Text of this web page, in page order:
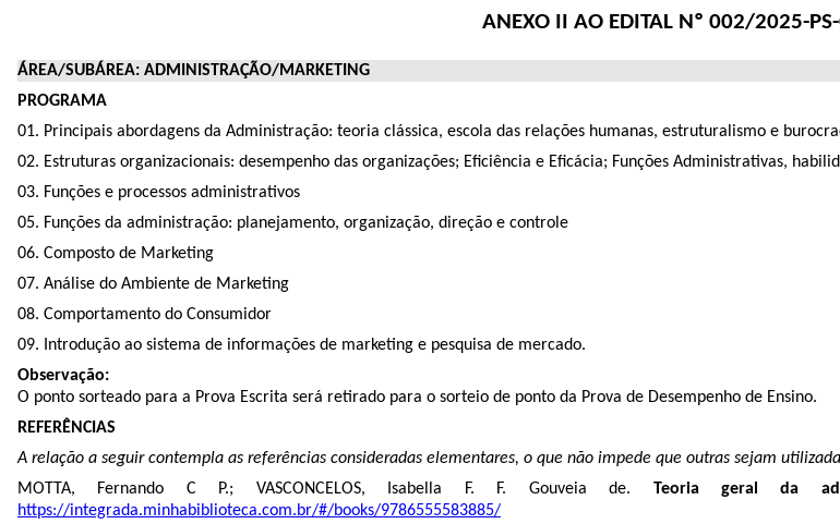
ANEXO II AO EDITAL Nº 002/2025-
ÁREA/SUBÁREA: ADMINISTRAÇÃO/MARKETING
PROGRAMA
01. Principais abordagens da Administração: teoria clássica, escola das relações humanas, estruturalismo e
02. Estruturas organizacionais: desempenho das organizações; Eficiência e Eficácia; Funções Administrativas,
03. Funções e processos administrativos
05. Funções da administração: planejamento, organização, direção e controle
06. Composto de Marketing
07. Análise do Ambiente de Marketing
08. Comportamento do Consumidor
09. Introdução ao sistema de informações de marketing e pesquisa de mercado.
Observação:
O ponto sorteado para a Prova Escrita será retirado para o sorteio de ponto da Prova de Desempenho de Ensino.
REFERÊNCIAS
A relação a seguir contempla as referências consideradas elementares, o que não impede que outras sejam
MOTTA, Fernando C P.; VASCONCELOS, Isabella F. F. Gouveia de. Teoria geral da
https://integrada.minhabiblioteca.com.br/#/books/9786555583885/